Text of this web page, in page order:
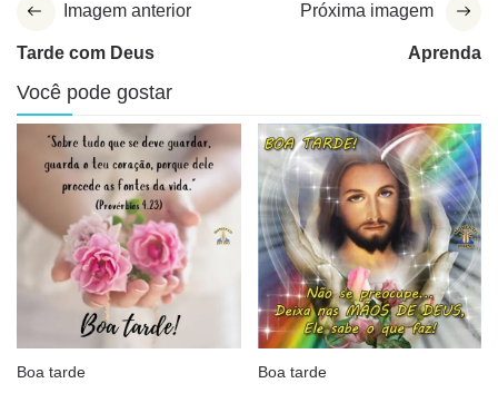
Imagem anterior
Tarde com Deus
Próxima imagem
Aprenda
Você pode gostar
Boa tarde Boa tarde